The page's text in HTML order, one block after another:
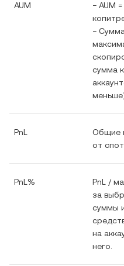
AUM
− AUM
−
сумма
PnL
Общие
от
PnL%
PnL /
за
суммы
на
него.